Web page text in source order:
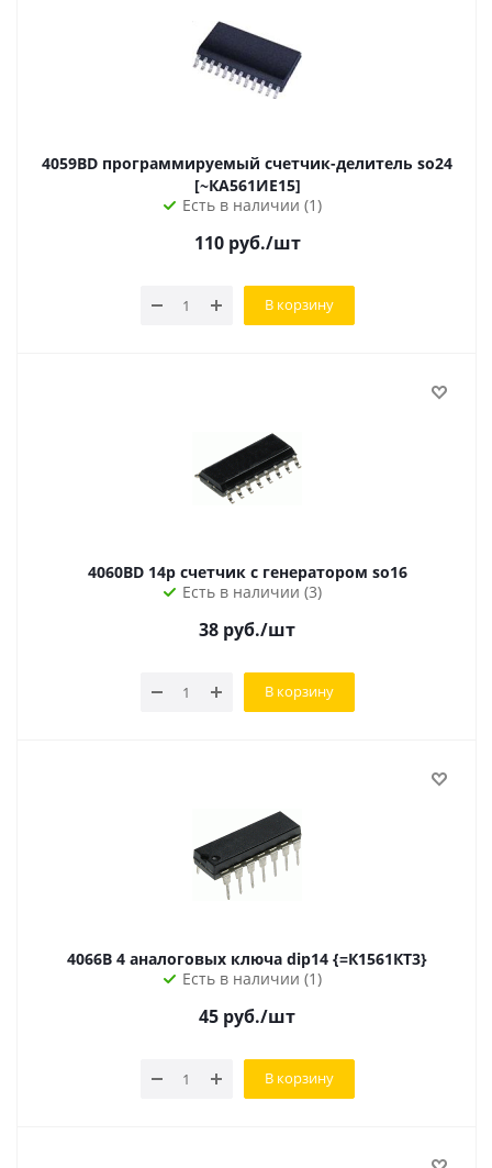
4059BD программируемый счетчик-делитель so24
[~КА561ИЕ15]
Есть в наличии (1)
110руб./шт
В корзину
4060BD 14р счетчик с генератором so16
Есть в наличии (3)
38 руб./шт
В корзину
4066B 4 аналоговых ключа dip14 {=К1561КТ3}
Есть в наличии (1)
45 руб./шт
В корзину